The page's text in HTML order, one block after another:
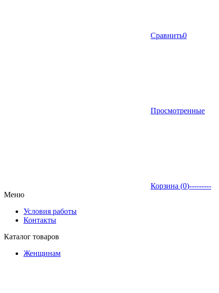
Сравнить0
Просмотренные
Корзина (0)---------
Меню
Условия работы
Контакты
Каталог товаров
Женщинам